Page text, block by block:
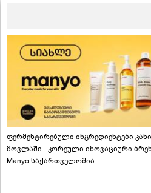
ფერმენტირებული ინგრედიენტები
მოვლაში - კორეული ინოვაციური
Manyo საქართველოშია